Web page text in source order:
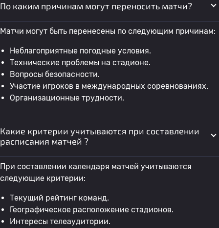
По каким причинам могут переносить матчи?
Матчи могут быть перенесены по следующим причинам:
Неблагоприятные погодные условия.
Технические проблемы на стадионе.
Вопросы безопасности.
Участие игроков в международных соревнованиях.
Организационные трудности.
Какие критерии учитываются при составлении
расписания матчей ?
При составлении календаря матчей учитываются
следующие критерии:
Текущий рейтинг команд.
Географическое расположение стадионов.
Интересы телеаудитории.